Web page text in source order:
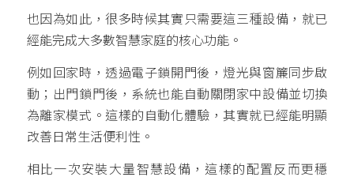
也因為如此，很多時候其實只需要這三種設備，就已
經能完成大多數智慧家庭的核心功能。
例如回家時，透過電子鎖開門後，燈光與窗簾同步啟
動；出門鎖門後，系統也能自動關閉家中設備並切換
為離家模式。這樣的自動化體驗，其實就已經能明顯
改善日常生活便利性。
相比一次安裝大量智慧設備，這樣的配置反而更穩